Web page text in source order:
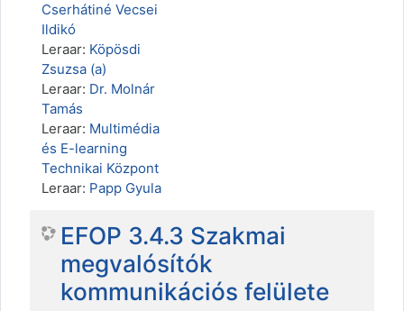
Cserhátiné Vecsei
Ildikó
Leraar: Köpösdi
Zsuzsa (a)
Leraar: Dr. Molnár
Tamás
Leraar: Multimédia
és E-learning
Technikai Központ
Leraar: Papp Gyula
EFOP 3.4.3 Szakmai
megvalósítók
kommunikációs felülete